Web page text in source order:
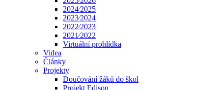
2024⁄2025
2023⁄2024
2022⁄2023
2021⁄2022
Virtuální prohlídka
Videa
Články
Projekty
Doučování žáků do škol
Projekt Edison